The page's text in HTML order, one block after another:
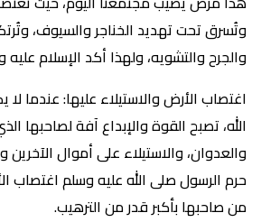
وتُسرق تحت تهديد الخناجر والسيوف،
والجرح والتشويه، ولهذا أكد الإسلام
اغتصاب الأرض والاستيلاء عليها: عندما
الله، تصبح القوة والإبداع آفة لصاحبها
والعدوان، والاستيلاء على أموال
حرم الرسول صلى الله عليه وسلم اغتصاب
من صاحبها بأكبر قدر من الترهيب.